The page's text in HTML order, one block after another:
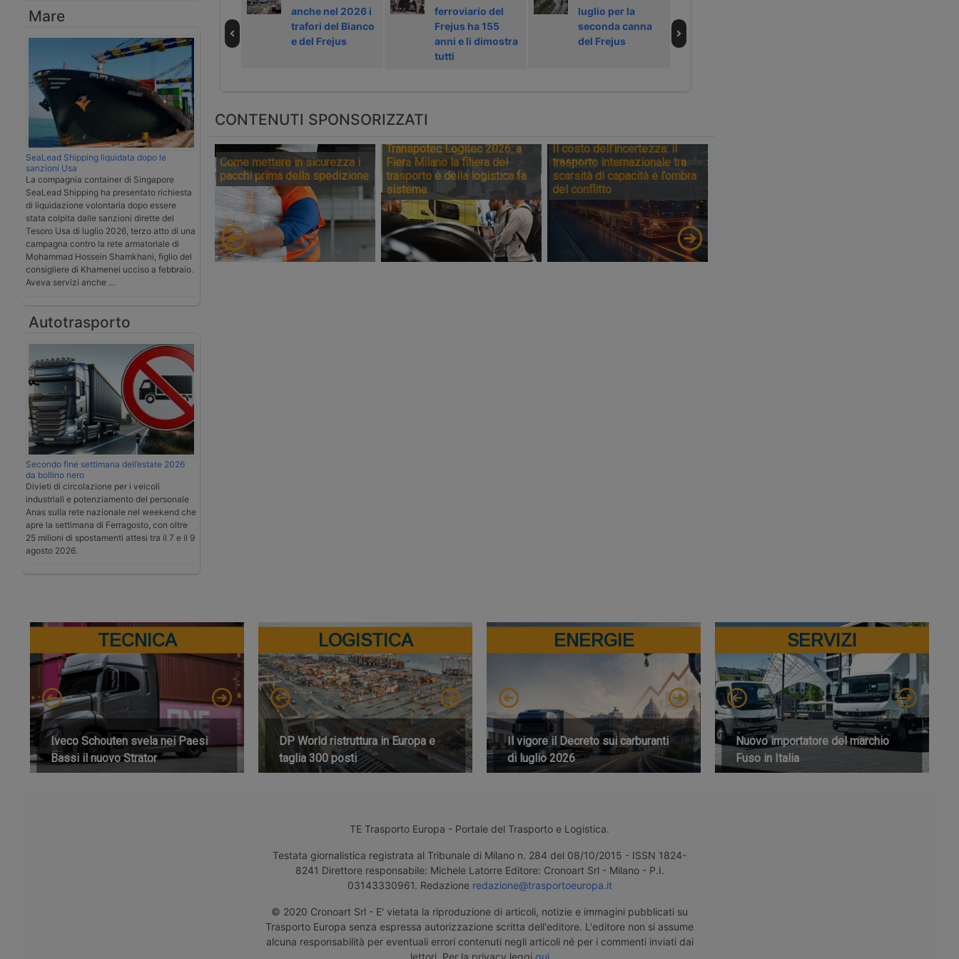
Mare
SeaLead Shipping liquidata dopo le
sanzioni Usa
La compagnia container di Singapore
SeaLead Shipping ha presentato richiesta
di liquidazione volontaria dopo essere
stata colpita dalle sanzioni dirette del
Tesoro Usa di luglio 2026, terzo atto di una
campagna contro la rete armatoriale di
Mohammad Hossein Shamkhani, figlio del
consigliere di Khamenei ucciso a febbraio.
Aveva servizi anche …
Autotrasporto
Secondo fine settimana dell’estate 2026
da bollino nero
Divieti di circolazione per i veicoli
industriali e potenziamento del personale
Anas sulla rete nazionale nel weekend che
apre la settimana di Ferragosto, con oltre
25 milioni di spostamenti attesi tra il 7 e il 9
agosto 2026.
limitazioni anche
Frejus
Frejus
anche nel 2026 i
trafori del Bianco
e del Frejus
ferroviario del
Frejus ha 155
anni e li dimostra
tutti
luglio per la
seconda canna
del Frejus
CONTENUTI SPONSORIZZATI
Come mettere in sicurezza i
pacchi prima della spedizione
Transpotec Logitec 2026: a
Fiera Milano la filiera del
trasporto e della logistica fa
sistema
Il costo dell’incertezza: il
trasporto internazionale tra
scarsità di capacità e l’ombra
del conflitto
TECNICA
Iveco Schouten svela nei Paesi
Bassi il nuovo Strator
LOGISTICA
DP World ristruttura in Europa e
taglia 300 posti
ENERGIE
Il vigore il Decreto sui carburanti
di luglio 2026
SERVIZI
Nuovo importatore del marchio
Fuso in Italia
TE Trasporto Europa - Portale del Trasporto e Logistica.
Testata giornalistica registrata al Tribunale di Milano n. 284 del 08/10/2015 - ISSN 1824-
8241 Direttore responsabile: Michele Latorre Editore: Cronoart Srl - Milano - P.I.
03143330961. Redazione redazione@trasportoeuropa.it
© 2020 Cronoart Srl - E' vietata la riproduzione di articoli, notizie e immagini pubblicati su
Trasporto Europa senza espressa autorizzazione scritta dell'editore. L'editore non si assume
alcuna responsabilità per eventuali errori contenuti negli articoli né per i commenti inviati dai
lettori. Per la privacy leggi qui